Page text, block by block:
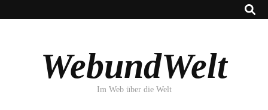
WebundWelt
Im Web über die Welt